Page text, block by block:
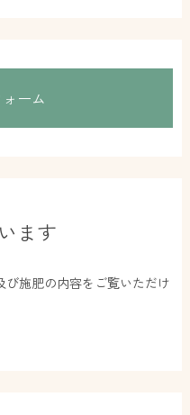
ーム
ます
施肥の内容をご覧いただけ